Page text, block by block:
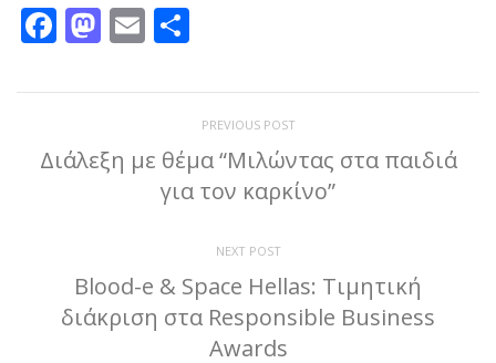
Facebook
Mastodon
Email
PREVIOUS POST
Διάλεξη με θέμα “Μιλώντας στα παιδιά
για τον καρκίνο”
NEXT POST
Blood-e & Space Hellas: Τιμητική
διάκριση στα Responsible Business
Awards